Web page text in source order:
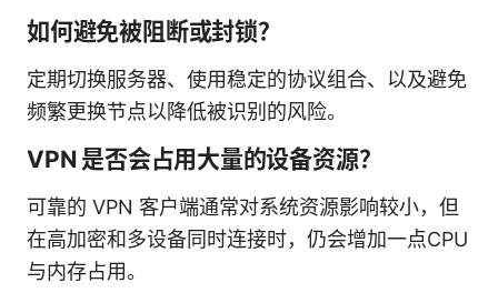
如何避免被阻断或封锁？
定期切换服务器、使用稳定的协议组合、以及避免
频繁更换节点以降低被识别的风险。
VPN 是否会占用大量的设备资源？
可靠的 VPN 客户端通常对系统资源影响较小，但
在高加密和多设备同时连接时，仍会增加一点CPU
与内存占用。